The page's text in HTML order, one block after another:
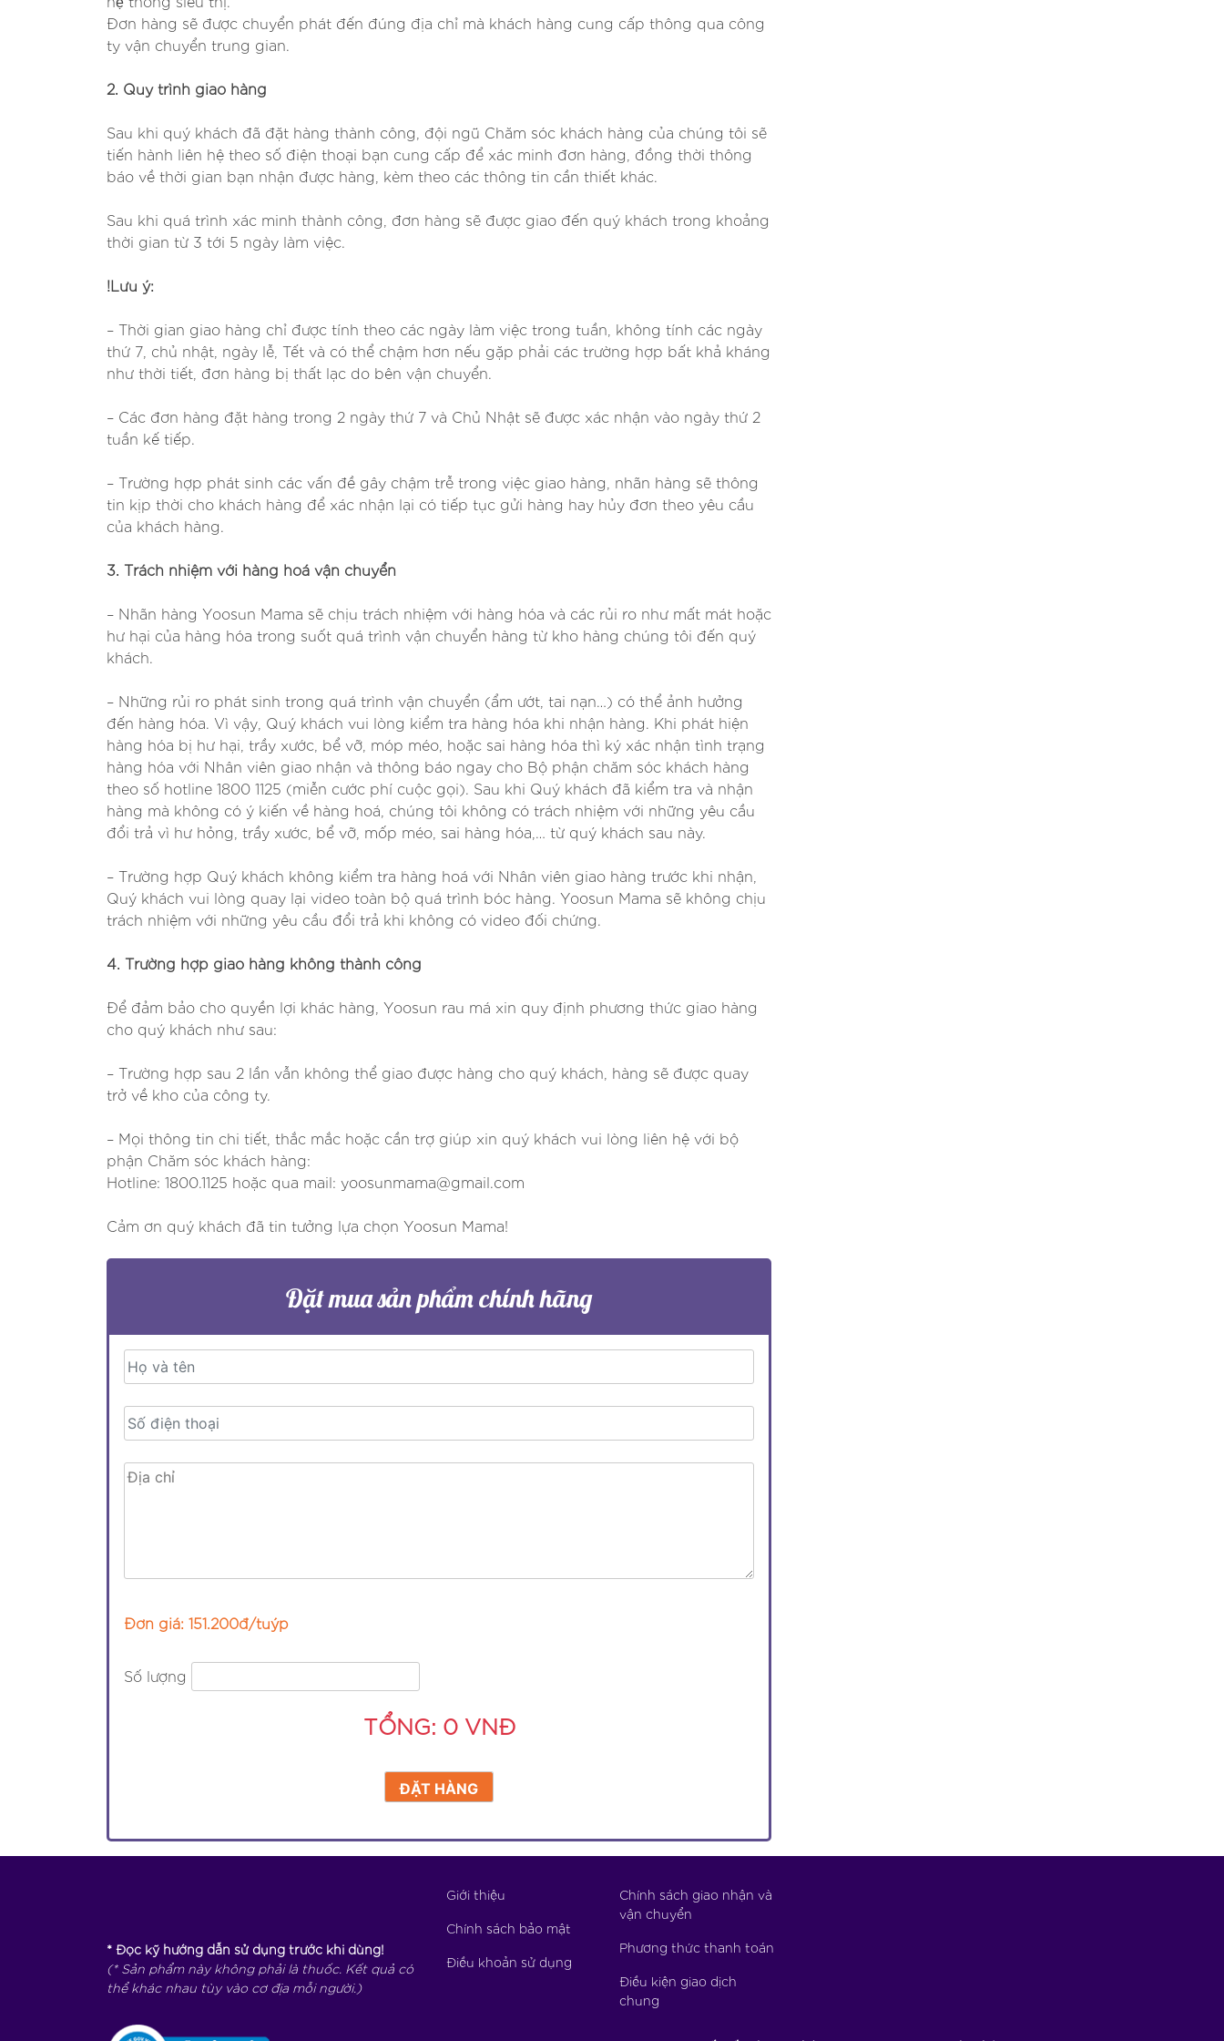
Đơn hàng sẽ được chuyển phát đến đúng địa chỉ mà khách hàng cung cấp thông qua công
ty vận chuyển trung gian.
2. Quy trình giao hàng
Sau khi quý khách đã đặt hàng thành công, đội ngũ Chăm sóc khách hàng của chúng tôi sẽ
tiến hành liên hệ theo số điện thoại bạn cung cấp để xác minh đơn hàng, đồng thời thông
báo về thời gian bạn nhận được hàng, kèm theo các thông tin cần thiết khác.
Sau khi quá trình xác minh thành công, đơn hàng sẽ được giao đến quý khách trong khoảng
thời gian từ 3 tới 5 ngày làm việc.
!Lưu ý:
– Thời gian giao hàng chỉ được tính theo các ngày làm việc trong tuần, không tính các ngày
thứ 7, chủ nhật, ngày lễ, Tết và có thể chậm hơn nếu gặp phải các trường hợp bất khả kháng
như thời tiết, đơn hàng bị thất lạc do bên vận chuyển.
– Các đơn hàng đặt hàng trong 2 ngày thứ 7 và Chủ Nhật sẽ được xác nhận vào ngày thứ 2
tuần kế tiếp.
– Trường hợp phát sinh các vấn đề gây chậm trễ trong việc giao hàng, nhãn hàng sẽ thông
tin kịp thời cho khách hàng để xác nhận lại có tiếp tục gửi hàng hay hủy đơn theo yêu cầu
của khách hàng.
3. Trách nhiệm với hàng hoá vận chuyển
– Nhãn hàng Yoosun Mama sẽ chịu trách nhiệm với hàng hóa và các rủi ro như mất mát hoặc
hư hại của hàng hóa trong suốt quá trình vận chuyển hàng từ kho hàng chúng tôi đến quý
khách.
– Những rủi ro phát sinh trong quá trình vận chuyển (ẩm ướt, tai nạn…) có thể ảnh hưởng
đến hàng hóa. Vì vậy, Quý khách vui lòng kiểm tra hàng hóa khi nhận hàng. Khi phát hiện
hàng hóa bị hư hại, trầy xước, bể vỡ, móp méo, hoặc sai hàng hóa thì ký xác nhận tình trạng
hàng hóa với Nhân viên giao nhận và thông báo ngay cho Bộ phận chăm sóc khách hàng
theo số hotline 1800 1125 (miễn cước phí cuộc gọi). Sau khi Quý khách đã kiểm tra và nhận
hàng mà không có ý kiến về hàng hoá, chúng tôi không có trách nhiệm với những yêu cầu
đổi trả vì hư hỏng, trầy xước, bể vỡ, mốp méo, sai hàng hóa,… từ quý khách sau này.
– Trường hợp Quý khách không kiểm tra hàng hoá với Nhân viên giao hàng trước khi nhận,
Quý khách vui lòng quay lại video toàn bộ quá trình bóc hàng. Yoosun Mama sẽ không chịu
trách nhiệm với những yêu cầu đổi trả khi không có video đối chứng.
4. Trường hợp giao hàng không thành công
Để đảm bảo cho quyền lợi khác hàng, Yoosun rau má xin quy định phương thức giao hàng
cho quý khách như sau:
– Trường hợp sau 2 lần vẫn không thể giao được hàng cho quý khách, hàng sẽ được quay
trở về kho của công ty.
– Mọi thông tin chi tiết, thắc mắc hoặc cần trợ giúp xin quý khách vui lòng liên hệ với bộ
phận Chăm sóc khách hàng:
Hotline: 1800.1125 hoặc qua mail: yoosunmama@gmail.com
Cảm ơn quý khách đã tin tưởng lựa chọn Yoosun Mama!
Đặt mua sản phẩm chính hãng
Đơn giá: 151.200đ/tuýp
Số lượng
TỔNG: 0 VNĐ
* Đọc kỹ hướng dẫn sử dụng trước khi dùng!
(* Sản phẩm này không phải là thuốc. Kết quả có
thể khác nhau tùy vào cơ địa mỗi người.)
Giới thiệu
Chính sách bảo mật
Điều khoản sử dụng
Chính sách giao nhận và
vận chuyển
Phương thức thanh toán
Điều kiện giao dịch
chung